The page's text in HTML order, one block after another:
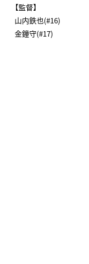
【監督】
山内鉄也(#16)
金鐘守(#17)